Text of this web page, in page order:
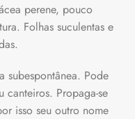
perene, pouco
Folhas suculentas e
subespontânea. Pode
canteiros. Propaga-se
isso seu outro nome